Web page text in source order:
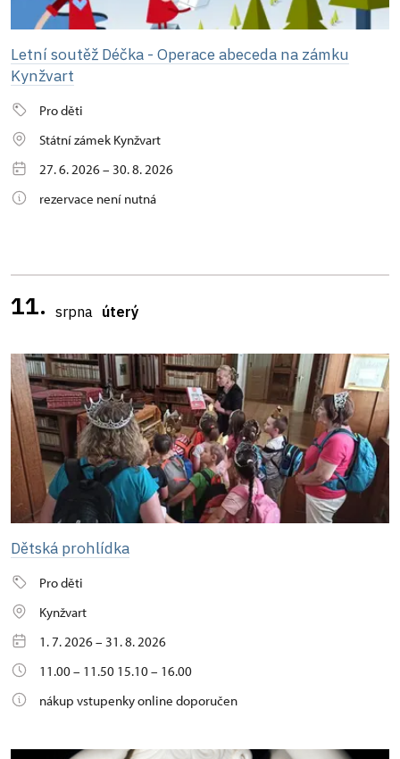
Letní soutěž Déčka - Operace abeceda na zámku
Kynžvart
Pro děti
Státní zámek Kynžvart
27. 6. 2026 – 30. 8. 2026
rezervace není nutná
11. srpna úterý
Dětská prohlídka
Pro děti
Kynžvart
1. 7. 2026 – 31. 8. 2026
11.00 – 11.50 15.10 – 16.00
nákup vstupenky online doporučen